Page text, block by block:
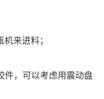
来进料；
，可以考虑用震动盘